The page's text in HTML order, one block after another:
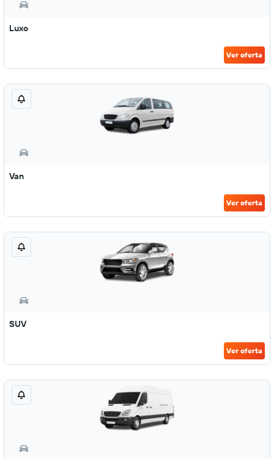
Luxo
Ver oferta
Van
Ver oferta
SUV
Ver oferta